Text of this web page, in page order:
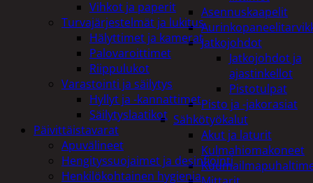
Asennuskaapelit
Jatkojohdot
Jatkojohdot ja
ajastinkellot
Pistotulpat
Pisto ja -jakorasiat
Sähkötyökalut
Akut ja laturit
Kulmahiomakoneet
Vihkot ja paperit
Turvajärjestelmät ja lukitus
Hälyttimet ja kamerat
Palovaroittimet
Riippulukot
Varastointi ja säilytys
Hyllyt ja -kannattimet
Säilytyslaatikot
Päivittäistavarat
Apuvälineet
Hengityssuojaimet ja desinfiointi
Henkilökohtainen hygienia